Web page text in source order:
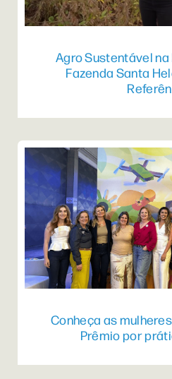
Agro Sustentável
Fazenda Santa
Conheça as
Prêmio por